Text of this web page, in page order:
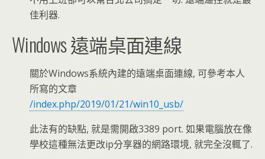
佳利器.
Windows 遠端桌面連線
關於Windows系統內建的遠端桌面連線, 可參考本人
所寫的文章
/index.php/2019/01/21/win10_usb/
此法有的缺點, 就是需開啟3389 port. 如果電腦放在像
學校這種無法更改ip分享器的網路環境, 就完全沒輒了.